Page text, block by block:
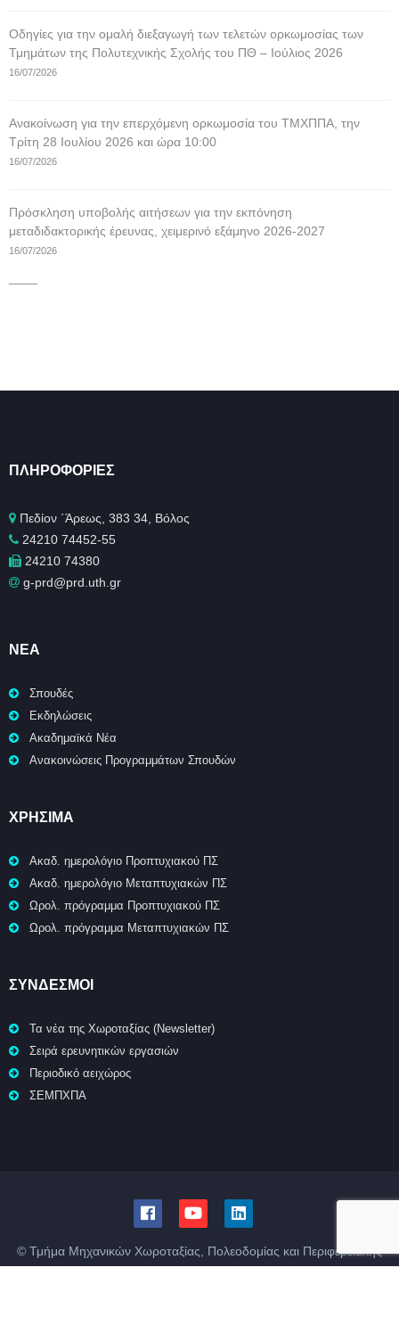
Οδηγίες για την ομαλή διεξαγωγή των τελετών ορκωμοσίας των
Τμημάτων της Πολυτεχνικής Σχολής του ΠΘ – Ιούλιος 2026
16/07/2026
Ανακοίνωση για την επερχόμενη ορκωμοσία του ΤΜΧΠΠΑ, την
Τρίτη 28 Ιουλίου 2026 και ώρα 10:00
16/07/2026
Πρόσκληση υποβολής αιτήσεων για την εκπόνηση
μεταδιδακτορικής έρευνας, χειμερινό εξάμηνο 2026-2027
16/07/2026
ΠΛΗΡΟΦΟΡΊΕΣ
Πεδίον ΄Άρεως, 383 34, Βόλος
24210 74452-55
24210 74380
g-prd@prd.uth.gr
ΝΈΑ
Σπουδές
Εκδηλώσεις
Ακαδημαϊκά Νέα
Ανακοινώσεις Προγραμμάτων Σπουδών
ΧΡΉΣΙΜΑ
Ακαδ. ημερολόγιο Προπτυχιακού ΠΣ
Ακαδ. ημερολόγιο Μεταπτυχιακών ΠΣ
Ωρολ. πρόγραμμα Προπτυχιακού ΠΣ
Ωρολ. πρόγραμμα Μεταπτυχιακών ΠΣ
ΣΥΝΔΕΣΜΟΙ
Τα νέα της Χωροταξίας (Newsletter)
Σειρά ερευνητικών εργασιών
Περιοδικό αειχώρος
ΣΕΜΠΧΠΑ
© Τμήμα Μηχανικών Χωροταξίας, Πολεοδομίας και Περιφερειακής